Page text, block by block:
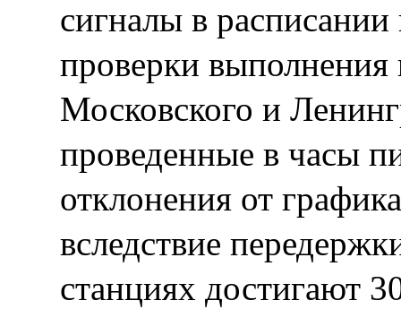
сигналы в
проверки выполнения
Московского и
проведенные в часы
отклонения от
вследствие
станциях достигают